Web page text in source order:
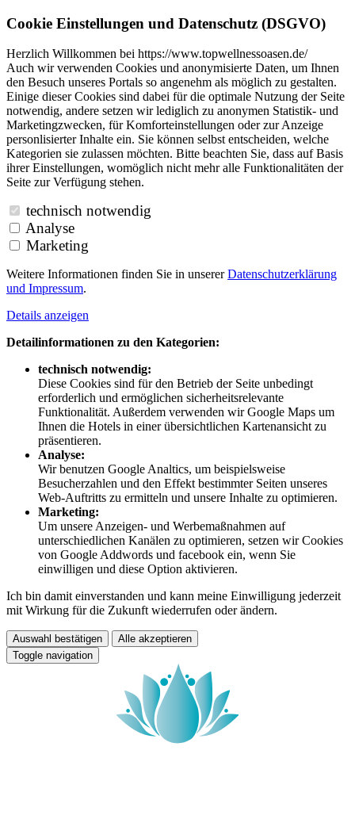
Cookie Einstellungen und Datenschutz (DSGVO)
Herzlich Willkommen bei https://www.topwellnessoasen.de/
Auch wir verwenden Cookies und anonymisierte Daten, um Ihnen
den Besuch unseres Portals so angenehm als möglich zu gestalten.
Einige dieser Cookies sind dabei für die optimale Nutzung der Seite
notwendig, andere setzen wir lediglich zu anonymen Statistik- und
Marketingzwecken, für Komforteinstellungen oder zur Anzeige
personlisierter Inhalte ein. Sie können selbst entscheiden, welche
Kategorien sie zulassen möchten. Bitte beachten Sie, dass auf Basis
ihrer Einstellungen, womöglich nicht mehr alle Funktionalitäten der
Seite zur Verfügung stehen.
technisch notwendig
Analyse
Marketing
Weitere Informationen finden Sie in unsererDatenschutzerklärung
und Impressum.
Details anzeigen
Detailinformationen zu den Kategorien:
technisch notwendig:
Diese Cookies sind für den Betrieb der Seite unbedingt
erforderlich und ermöglichen sicherheitsrelevante
Funktionalität. Außerdem verwenden wir Google Maps um
Ihnen die Hotels in einer übersichtlichen Kartenansicht zu
präsentieren.
Analyse:
Wir benutzen Google Analtics, um beispielsweise
Besucherzahlen und den Effekt bestimmter Seiten unseres
Web-Auftritts zu ermitteln und unsere Inhalte zu optimieren.
Marketing:
Um unsere Anzeigen- und Werbemaßnahmen auf
unterschiedlichen Kanälen zu optimieren, setzen wir Cookies
von Google Addwords und facebook ein, wenn Sie
einwilligen und diese Option aktivieren.
Ich bin damit einverstanden und kann meine Einwilligung jederzeit
mit Wirkung für die Zukunft wiederrufen oder ändern.
Auswahl bestätigen
Alle akzeptieren
Toggle navigation